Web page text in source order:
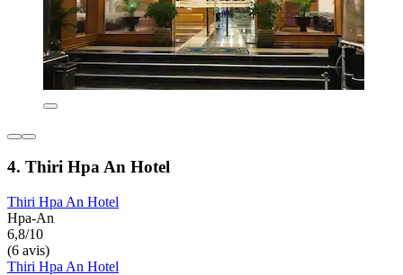
4. Thiri Hpa An Hotel
Thiri Hpa An Hotel
Hpa-An
6,8/10
(6 avis)
Thiri Hpa An Hotel